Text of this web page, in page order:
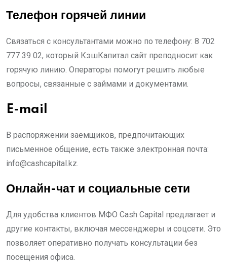
Телефон горячей линии
Связаться с консультантами можно по телефону: 8 702
777 39 02, который КэшКапитал сайт преподносит как
горячую линию. Операторы помогут решить любые
вопросы, связанные с займами и документами.
E-mail
В распоряжении заемщиков, предпочитающих
письменное общение, есть также электронная почта:
info@cashcapital.kz
Онлайн-чат и социальные сети
Для удобства клиентов МФО Cash Capital предлагает и
другие контакты, включая мессенджеры и соцсети. Это
позволяет оперативно получать консультации без
посещения офиса.